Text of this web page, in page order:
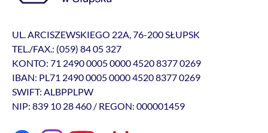
UL. ARCISZEWSKIEGO 22A, 76-200 SŁUPSK
TEL./FAX.: (059) 84 05 327
KONTO: 71 2490 0005 0000 4520 8377 0269
IBAN: PL71 2490 0005 0000 4520 8377 0269
SWIFT: ALBPPLPW
NIP: 839 10 28 460 / REGON: 000001459